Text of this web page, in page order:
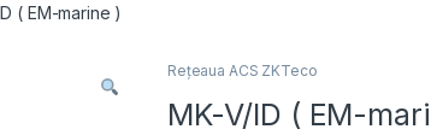
( EM-marine )
Rețeaua ACS ZKTeco
MK-V/ID ( EM-